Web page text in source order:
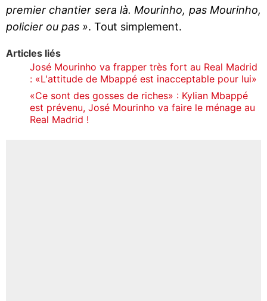
premier chantier sera là. Mourinho, pas Mourinho,
policier ou pas ». Tout simplement.
Articles liés
José Mourinho va frapper très fort au Real Madrid
: «L'attitude de Mbappé est inacceptable pour lui»
«Ce sont des gosses de riches» : Kylian Mbappé
est prévenu, José Mourinho va faire le ménage au
Real Madrid !